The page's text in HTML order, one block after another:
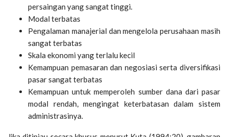
persaingan yang sangat tinggi.
Modal terbatas
Pengalaman manajerial dan mengelola perusahaan masih
sangat terbatas
Skala ekonomi yang terlalu kecil
Kemampuan pemasaran dan negosiasi serta diversifikasi
pasar sangat terbatas
Kemampuan untuk memperoleh sumber dana dari pasar
modal rendah, mengingat keterbatasan dalam sistem
administrasinya.